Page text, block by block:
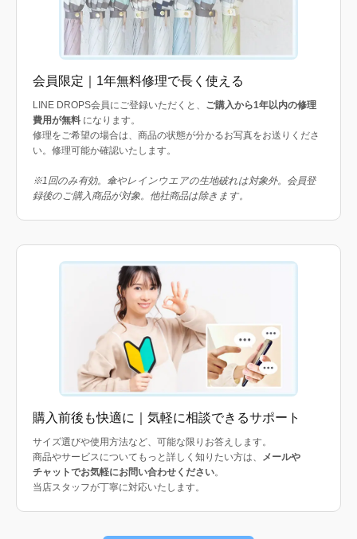
会員限定｜1年無料修理で長く使える
LINE DROPS会員にご登録いただくと、 ご購入から1年以内の修理
費用が無料 になります。
修理をご希望の場合は、商品の状態が分かるお写真をお送りくださ
い。修理可能か確認いたします。
※1回のみ有効。傘やレインウエアの生地破れは対象外。会員登
録後のご購入商品が対象。他社商品は除きます。
購入前後も快適に｜気軽に相談できるサポート
サイズ選びや使用方法など、可能な限りお答えします。
商品やサービスについてもっと詳しく知りたい方は、 メールや
チャットでお気軽にお問い合わせください。
当店スタッフが丁寧に対応いたします。